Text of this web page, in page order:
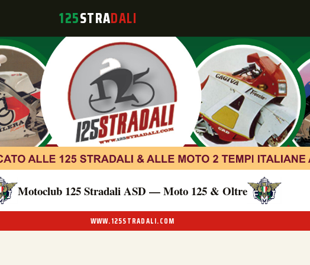
125STRADALI
Motoclub 125 Stradali ASD — Moto 125 & Oltre
WWW.125STRADALI.COM